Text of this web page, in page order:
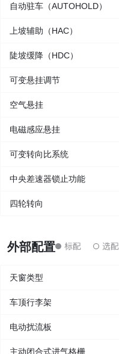
自动驻车（AUTOHOLD）
上坡辅助（HAC）
陡坡缓降（HDC）
可变悬挂调节
空气悬挂
电磁感应悬挂
可变转向比系统
中央差速器锁止功能
四轮转向
外部配置
天窗类型
车顶行李架
电动扰流板
主动闭合式进气格栅